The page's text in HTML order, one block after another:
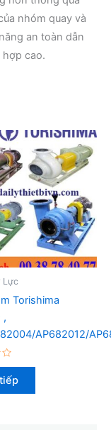
nhóm quay và
an toàn dẫn
cao.
Lực
Torishima
,
AP682012/